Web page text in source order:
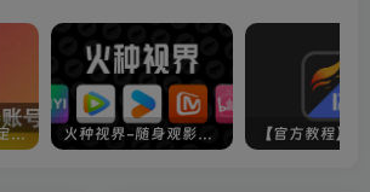
【火种黑钻会员限定】雷神加速器账号 火种视界-随身观影神器（完美适配手机端）